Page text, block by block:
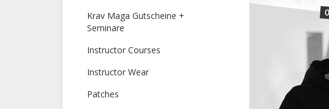
Krav Maga Gutscheine +
Seminare
Instructor Courses
Instructor Wear
Patches